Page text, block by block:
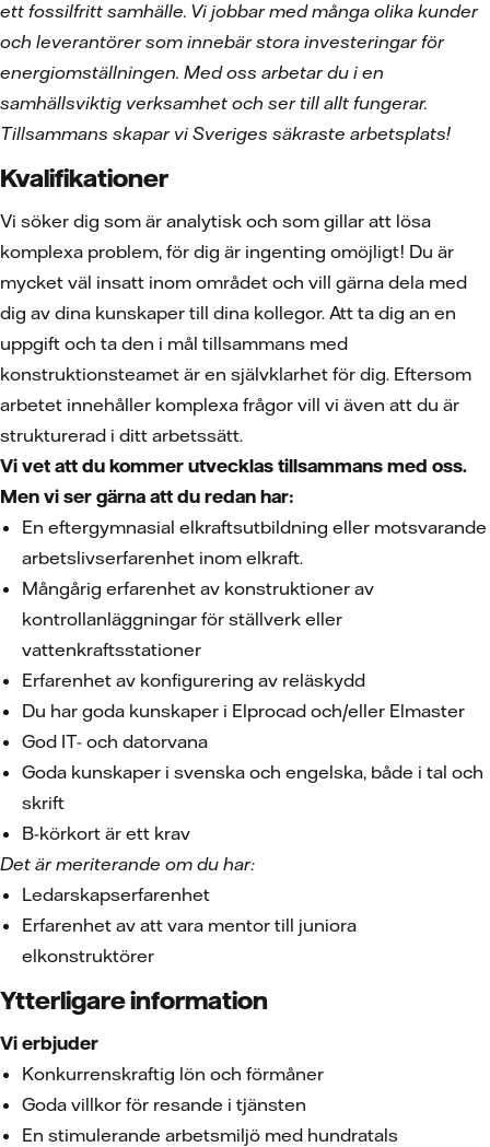
ett fossilfritt samhälle. Vi jobbar med många olika kunder
och leverantörer som innebär stora investeringar för
energiomställningen. Med oss arbetar du i en
samhällsviktig verksamhet och ser till allt fungerar.
Tillsammans skapar vi Sveriges säkraste arbetsplats!
Kvalifikationer
Vi söker dig som är analytisk och som gillar att lösa
komplexa problem, för dig är ingenting omöjligt! Du är
mycket väl insatt inom området och vill gärna dela med
dig av dina kunskaper till dina kollegor. Att ta dig an en
uppgift och ta den i mål tillsammans med
konstruktionsteamet är en självklarhet för dig. Eftersom
arbetet innehåller komplexa frågor vill vi även att du är
strukturerad i ditt arbetssätt.
Vi vet att du kommer utvecklas tillsammans med oss.
Men vi ser gärna att du redan har:
En eftergymnasial elkraftsutbildning eller motsvarande
arbetslivserfarenhet inom elkraft.
Mångårig erfarenhet av konstruktioner av
kontrollanläggningar för ställverk eller
vattenkraftsstationer
Erfarenhet av konfigurering av reläskydd
Du har goda kunskaper i Elprocad och/eller Elmaster
God IT- och datorvana
Goda kunskaper i svenska och engelska, både i tal och
skrift
B-körkort är ett krav
Det är meriterande om du har:
Ledarskapserfarenhet
Erfarenhet av att vara mentor till juniora
elkonstruktörer
Ytterligare information
Vi erbjuder
Konkurrenskraftig lön och förmåner
Goda villkor för resande i tjänsten
En stimulerande arbetsmiljö med hundratals